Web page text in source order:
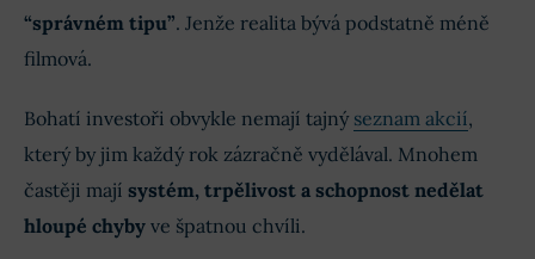
“správném tipu”. Jenže realita bývá podstatně méně
filmová.
Bohatí investoři obvykle nemají tajný seznam akcií,
který by jim každý rok zázračně vydělával. Mnohem
častěji mají systém, trpělivost a schopnost nedělat
hloupé chyby ve špatnou chvíli.